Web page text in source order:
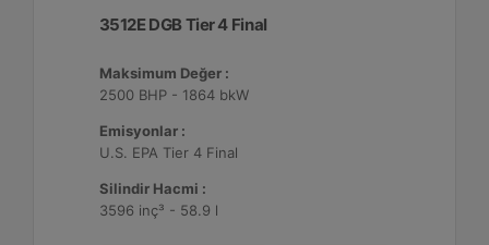
3512E DGB Tier 4 Final
Maksimum Değer :
2500 BHP - 1864 bkW
Emisyonlar :
U.S. EPA Tier 4 Final
Silindir Hacmi :
3596 inç³ - 58.9 l